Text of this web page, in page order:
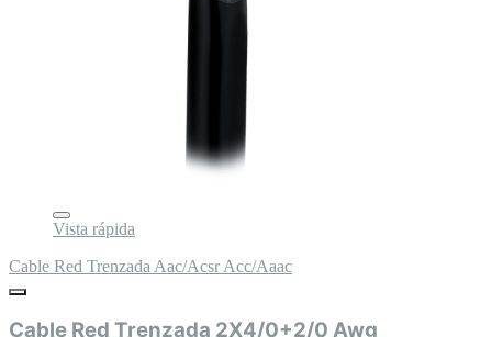
Vista rápida
Cable Red Trenzada Aac/Acsr Acc/Aaac
Cable Red Trenzada 2X4/0+2/0 Awg